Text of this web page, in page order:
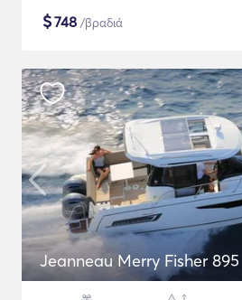
$748 /βραδιά
Jeanneau Merry Fisher 895